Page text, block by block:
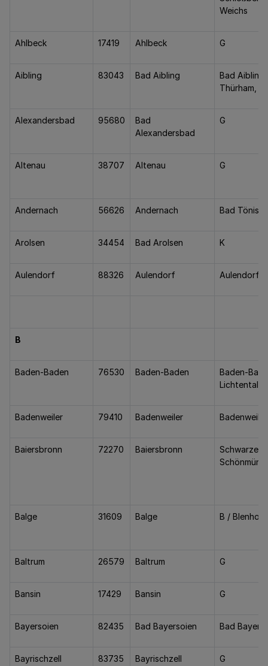
Weichs
Ahlbeck 17419 Ahlbeck G
Aibling 83043 Bad Aibling
Bad
Thürham,
Alexandersbad 95680
Bad
Alexandersbad
G
Altenau 38707 Altenau G
Andernach 56626 Andernach Bad
Arolsen 34454 Bad Arolsen K
Aulendorf 88326 Aulendorf Aulendorf
B
Baden-Baden 76530 Baden-Baden
Baden-
Lichtental,
Badenweiler 79410 Badenweiler Badenweiler
Baiersbronn 72270 Baiersbronn
Balge 31609 Balge B /
Baltrum 26579 Baltrum G
Bansin 17429 Bansin G
Bayersoien 82435 Bad Bayersoien Bad
Bayrischzell 83735 Bayrischzell G